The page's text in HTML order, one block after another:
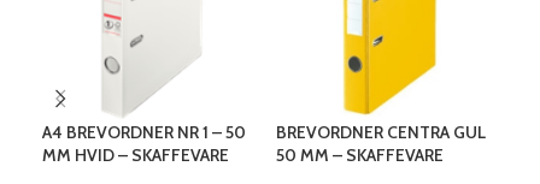
A4 BREVORDNER NR 1 – 50
MM HVID – SKAFFEVARE
BREVORDNER CENTRA GUL
50 MM – SKAFFEVARE